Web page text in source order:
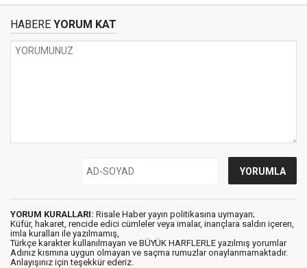
HABERE YORUM KAT
YORUM KURALLARI: Risale Haber yayın politikasına uymayan;
Küfür, hakaret, rencide edici cümleler veya imalar, inançlara saldırı içeren,
imla kuralları ile yazılmamış,
Türkçe karakter kullanılmayan ve BÜYÜK HARFLERLE yazılmış yorumlar
Adınız kısmına uygun olmayan ve saçma rumuzlar onaylanmamaktadır.
Anlayışınız için teşekkür ederiz.